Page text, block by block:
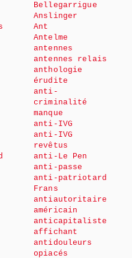
Bellegarrigue
Anslinger
Ant
Antelme
antennes
antennes relais
anthologie
érudite
anti-
criminalité
manque
anti-IVG
anti-IVG
revêtus
anti-Le Pen
anti-passe
anti-patriotard
Frans
antiautoritaire
américain
anticapitaliste
affichant
antidouleurs
opiacés